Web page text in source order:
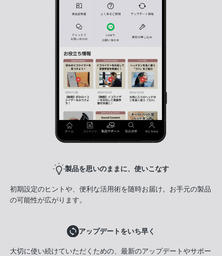
製品を思いのままに、使いこなす
初期設定のヒントや、便利な活用術を随時お届け。お手元の製品
の可能性が広がります。
アップデートをいち早く
大切に使い続けていただくための、最新のアップデートやサポー